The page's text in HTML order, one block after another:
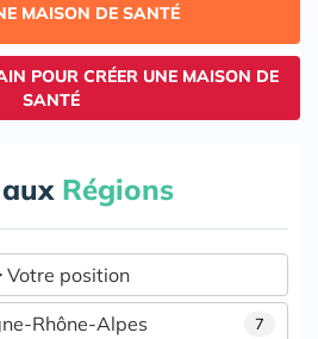
MAISON DE SANTÉ
POUR CRÉER UNE MAISON DE
SANTÉ
Régions
Votre position
7
Rhône-Alpes